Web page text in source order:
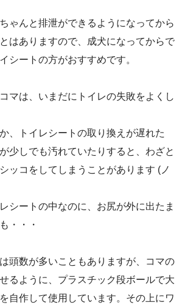
ゃんと排泄ができるようになってから
はありますので、成犬になってからで
シートの方がおすすめです。
マは、いまだにトイレの失敗をよくし
、トイレシートの取り換えが遅れた
少しでも汚れていたりすると、わざと
ッコをしてしまうことがあります (ノ
シートの中なのに、お尻が外に出たま
・・・
頭数が多いこともありますが、コマの
るように、プラスチック段ボールで大
自作して使用しています。その上にワ